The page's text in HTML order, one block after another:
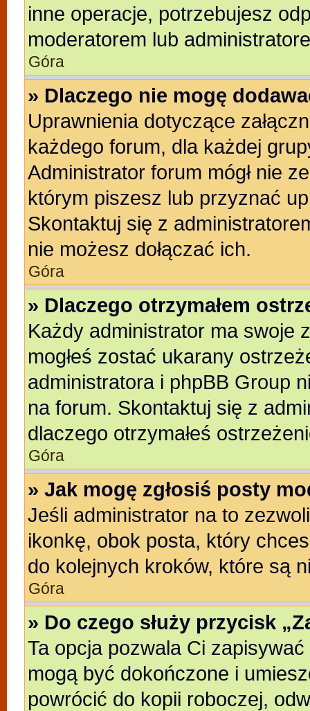
inne operacje, potrzebujesz
moderatorem lub
Góra
» Dlaczego nie mogę
Uprawnienia dotyczące
każdego forum, dla każdej
Administrator forum mógł nie
którym piszesz lub przyznać
Skontaktuj się z
nie możesz dołączać ich.
Góra
» Dlaczego otrzymałem
Każdy administrator ma swoje
mogłeś zostać ukarany
administratora i phpBB Group
na forum. Skontaktuj się z
dlaczego otrzymałeś
Góra
» Jak mogę zgłosiś posty
Jeśli administrator na to
ikonkę, obok posta, który
do kolejnych kroków, które są
Góra
» Do czego służy przycisk
Ta opcja pozwala Ci
mogą być dokończone i
powrócić do kopii roboczej,